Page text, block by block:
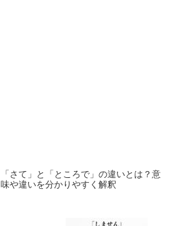
「さて」と「ところで」の違いとは？意
味や違いを分かりやすく解釈